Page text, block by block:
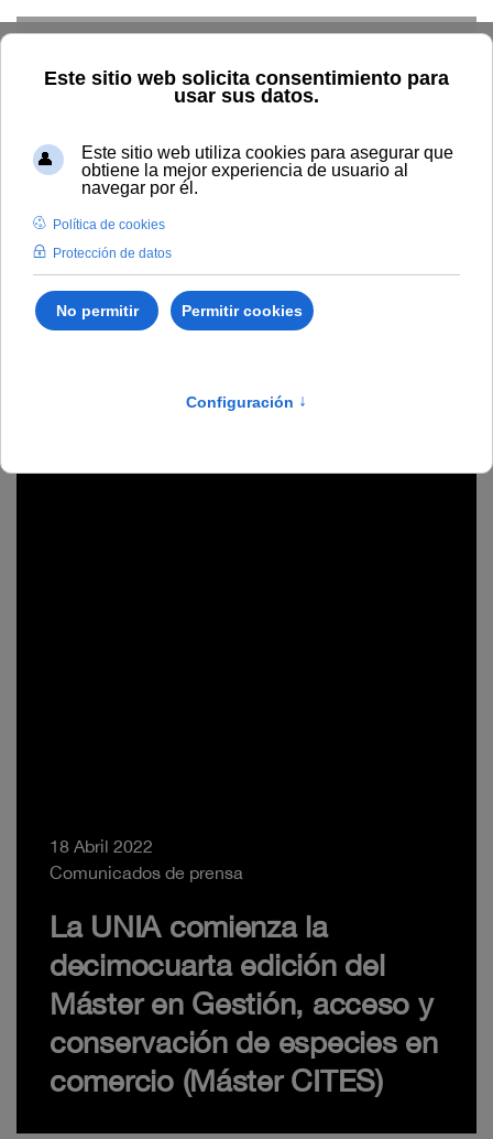
18 Abril 2022
Comunicados de prensa
La UNIA comienza la
decimocuarta edición del
Máster en Gestión, acceso y
conservación de especies en
comercio (Máster CITES)